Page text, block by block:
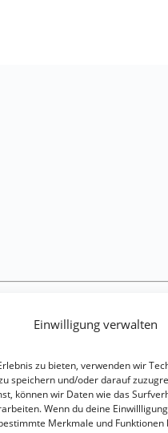
Einwilligung verwalten
zu bieten, verwenden wir
speichern und/oder darauf
können wir Daten wie das
Wenn du deine
Merkmale und